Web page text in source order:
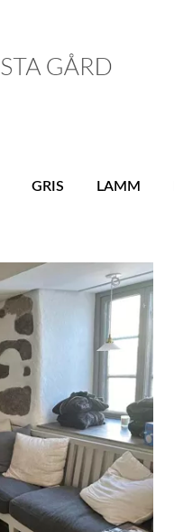
GRIS LAMM